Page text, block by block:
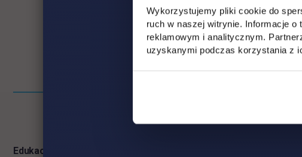
Wykorzystujemy pliki cookie do
ruch w naszej witrynie. Informacje
reklamowym i analitycznym.
uzyskanymi podczas korzystania z
Edukacja